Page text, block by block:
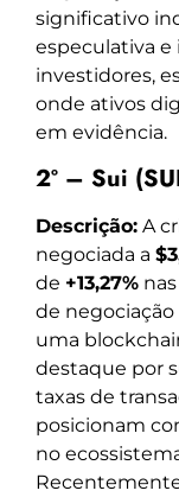
significativo
especulativa e
investidores,
onde ativos
em evidência.
2º – Sui
Descrição: A
negociada a
de +13,27%
de
uma
destaque por
taxas de
posicionam
no